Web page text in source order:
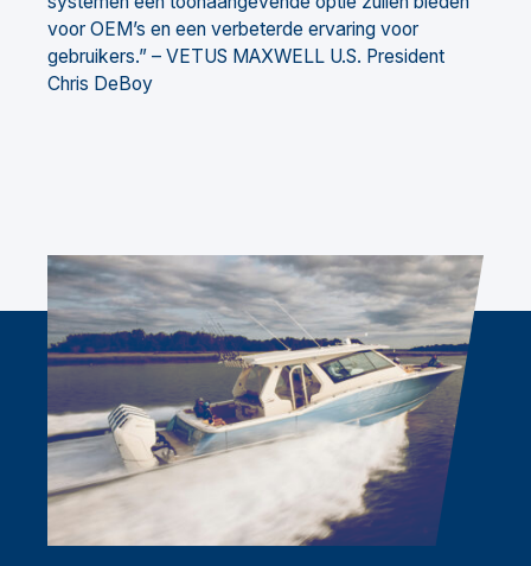
voor OEM’s en een verbeterde ervaring voor
gebruikers.” – VETUS MAXWELL U.S. President
Chris DeBoy